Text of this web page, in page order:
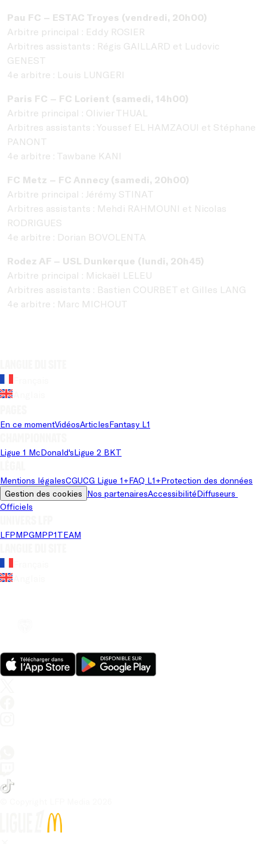
Pau FC – ESTAC Troyes (vendredi, 20h00)
Arbitre principal : Eddy ROSIER
Arbitres assistants : Régis GAILLARD et Ludovic
GENEST
4e arbitre : Louis LUNGERI
Paris FC – FC Lorient (samedi, 14h00)
Arbitre principal : Olivier THUAL
Arbitres assistants : Youssef EL HAMZAOUI et Stéphane
PANONT
4e arbitre : Tawbane KANI
FC Metz – FC Annecy (samedi, 20h00)
Arbitre principal : Jérémy STINAT
Arbitres assistants : Mehdi RAHMOUNI et Nicolas
RODRIGUES
4e arbitre : Dorian BOVOLENTA
Rodez AF – USL Dunkerque (lundi, 20h45)
Arbitre principal : Mickaël LELEU
Arbitres assistants : Bastien COURBET et Gilles LANG
4e arbitre : Marc MICHOUT
En ce momentVidéosArticlesFantasy L1
Ligue 1 McDonald'sLigue 2 BKT
Mentions légalesCGUCG Ligue 1+FAQ L1+Protection des données
Gestion des cookies Nos partenairesAccessibilitéDiffuseurs
Officiels
LFPMPGMPP1TEAM